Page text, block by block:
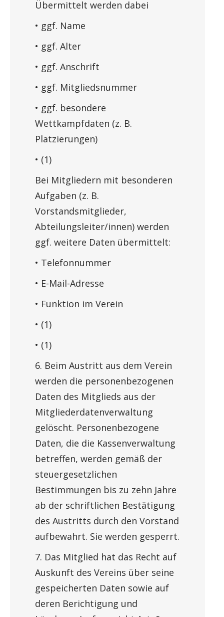
Übermittelt werden dabei
• ggf. Name
• ggf. Alter
• ggf. Anschrift
• ggf. Mitgliedsnummer
• ggf. besondere
Wettkampfdaten (z. B.
Platzierungen)
• (1)
Bei Mitgliedern mit besonderen
Aufgaben (z. B.
Vorstandsmitglieder,
Abteilungsleiter/innen) werden
ggf. weitere Daten übermittelt:
• Telefonnummer
• E-Mail-Adresse
• Funktion im Verein
• (1)
• (1)
6. Beim Austritt aus dem Verein
werden die personenbezogenen
Daten des Mitglieds aus der
Mitgliederdatenverwaltung
gelöscht. Personenbezogene
Daten, die die Kassenverwaltung
betreffen, werden gemäß der
steuergesetzlichen
Bestimmungen bis zu zehn Jahre
ab der schriftlichen Bestätigung
des Austritts durch den Vorstand
aufbewahrt. Sie werden gesperrt.
7. Das Mitglied hat das Recht auf
Auskunft des Vereins über seine
gespeicherten Daten sowie auf
deren Berichtigung und